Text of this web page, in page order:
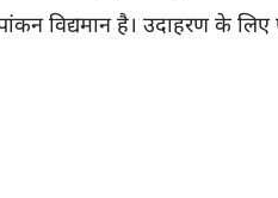
विद्यमान है। उदाहरण के